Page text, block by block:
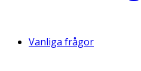
Vanliga frågor